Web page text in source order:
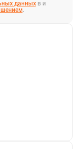
данныхв и
.